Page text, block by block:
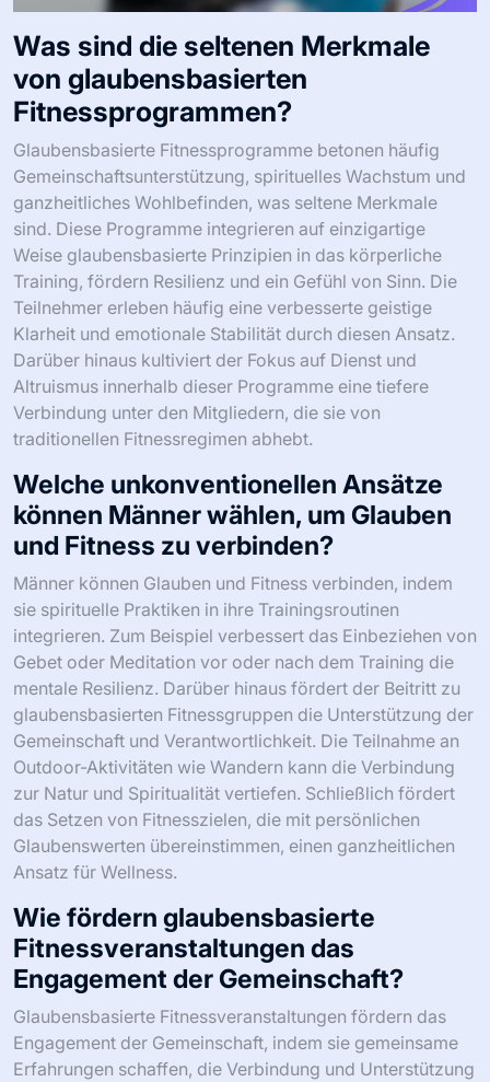
Was sind die seltenen Merkmale
von glaubensbasierten
Fitnessprogrammen?
Glaubensbasierte Fitnessprogramme betonen häufig
Gemeinschaftsunterstützung, spirituelles Wachstum und
ganzheitliches Wohlbefinden, was seltene Merkmale
sind. Diese Programme integrieren auf einzigartige
Weise glaubensbasierte Prinzipien in das körperliche
Training, fördern Resilienz und ein Gefühl von Sinn. Die
Teilnehmer erleben häufig eine verbesserte geistige
Klarheit und emotionale Stabilität durch diesen Ansatz.
Darüber hinaus kultiviert der Fokus auf Dienst und
Altruismus innerhalb dieser Programme eine tiefere
Verbindung unter den Mitgliedern, die sie von
traditionellen Fitnessregimen abhebt.
Welche unkonventionellen Ansätze
können Männer wählen, um Glauben
und Fitness zu verbinden?
Männer können Glauben und Fitness verbinden, indem
sie spirituelle Praktiken in ihre Trainingsroutinen
integrieren. Zum Beispiel verbessert das Einbeziehen von
Gebet oder Meditation vor oder nach dem Training die
mentale Resilienz. Darüber hinaus fördert der Beitritt zu
glaubensbasierten Fitnessgruppen die Unterstützung der
Gemeinschaft und Verantwortlichkeit. Die Teilnahme an
Outdoor-Aktivitäten wie Wandern kann die Verbindung
zur Natur und Spiritualität vertiefen. Schließlich fördert
das Setzen von Fitnesszielen, die mit persönlichen
Glaubenswerten übereinstimmen, einen ganzheitlichen
Ansatz für Wellness.
Wie fördern glaubensbasierte
Fitnessveranstaltungen das
Engagement der Gemeinschaft?
Glaubensbasierte Fitnessveranstaltungen fördern das
Engagement der Gemeinschaft, indem sie gemeinsame
Erfahrungen schaffen, die Verbindung und Unterstützung